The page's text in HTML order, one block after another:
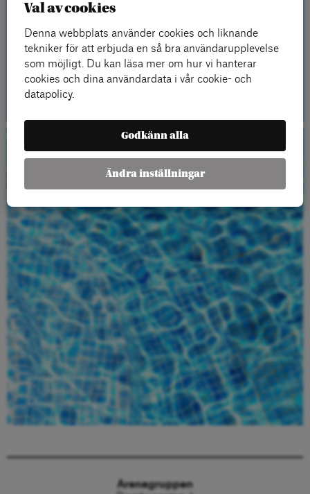
Kontakta oss
Kontakt
Beställ gratis
material
Beställ här
Arenagruppen
Val av cookies
Denna webbplats använder cookies och liknande
tekniker för att erbjuda en så bra användarupplevelse
som möjligt. Du kan läsa mer om hur vi hanterar
cookies och dina användardata i vår cookie- och
datapolicy.
Godkänn alla
Ändra inställningar